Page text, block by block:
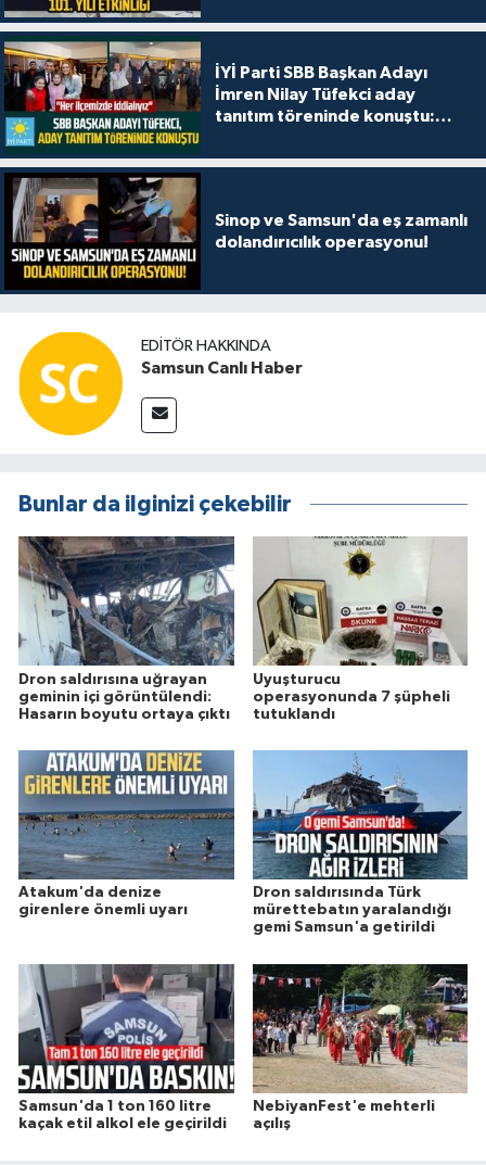
İYİ Parti SBB Başkan Adayı
İmren Nilay Tüfekci aday
tanıtım töreninde konuştu:
Sinop ve Samsun'da eş zamanlı
dolandırıcılık operasyonu!
EDITÖR HAKKINDA
Samsun Canlı Haber
Bunlar da ilginizi çekebilir
Dron saldırısına uğrayan
geminin içi görüntülendi:
Hasarın boyutu ortaya çıktı
Uyuşturucu
operasyonunda 7 şüpheli
tutuklandı
Atakum'da denize
girenlere önemli uyarı
Dron saldırısında Türk
mürettebatın yaralandığı
gemi Samsun'a getirildi
Samsun'da 1 ton 160 litre
kaçak etil alkol ele geçirildi
NebiyanFest'e mehterli
açılış